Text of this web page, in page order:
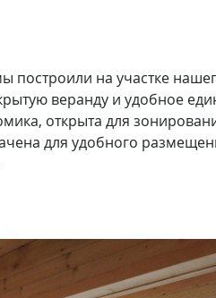
построили на участке
веранду и удобное
открыта для
для удобного